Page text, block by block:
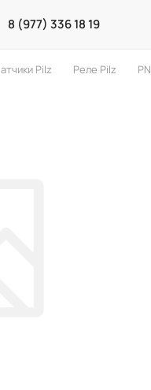
8 (977) 336 18 19
Pilz Реле Pilz